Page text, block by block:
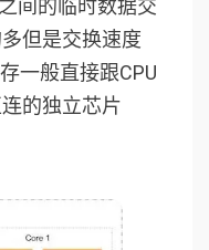
间的临时数据交
但是交换速度
一般直接跟CPU
的独立芯片